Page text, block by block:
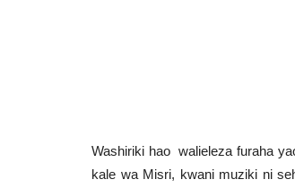
Washiriki hao walieleza furaha
kale wa Misri, kwani muziki ni